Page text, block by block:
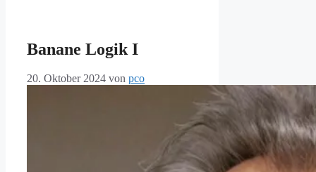
Banane Logik I
20. Oktober 2024 von pco